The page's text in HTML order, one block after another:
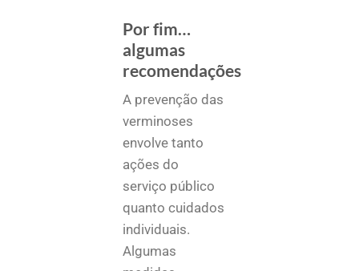
Por fim…
algumas
recomendações
A prevenção das
verminoses
envolve tanto
ações do
serviço público
quanto cuidados
individuais.
Algumas